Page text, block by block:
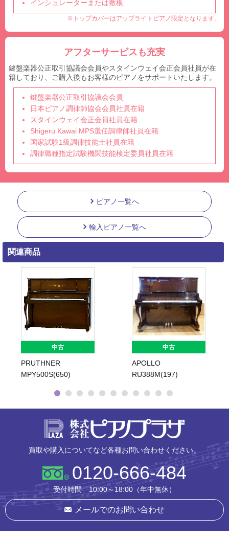
インシュレーターまたは敷板
※トップカバーはアップライトピアノ限定となります。
アフターサービスも充実
鍵盤楽器公正取引協議会会員やスタインウェイ会正会員社員が在
籍しており、ご購入後もお客様のピアノをサポートいたします。
鍵盤楽器公正取引協議会会員
日本ピアノ調律師協会会員社員在籍
スタインウェイ会正会員社員在籍
Shigeru Kawai MPS選任調律師社員在籍
国家試験1級調律技能士社員在籍
調律職種指定試験機関技能検定委員社員在籍
ピアノ一覧へ
輸入ピアノ一覧へ
関連商品
中古
PRUTHNER
MPY500S(650)
中古
APOLLO
RU388M(197)
買取や購入についてなど各種お問い合わせください。
0120-666-484
受付時間 10:00～18:00（年中無休）
メールでのお問い合わせ